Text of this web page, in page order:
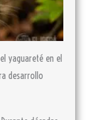
yaguareté en el
desarrollo